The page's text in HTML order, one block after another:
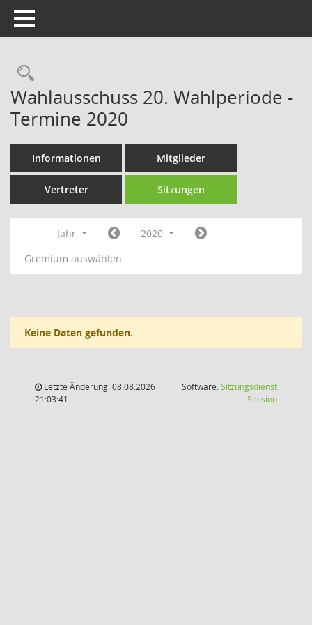
Toggle navigation
Rechercheauswahl
Wahlausschuss 20. Wahlperiode -
Termine 2020
Informationen Mitglieder
Vertreter Sitzungen
Jahr
2020
Gremium auswählen
Keine Daten gefunden.
Letzte Änderung: 08.08.2026
21:03:41
Software:Sitzungsdienst
Session(Wird in